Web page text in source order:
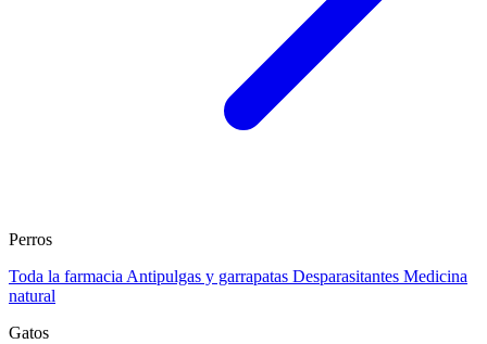
Perros
Toda la farmacia Antipulgas y garrapatas Desparasitantes Medicina
natural
Gatos